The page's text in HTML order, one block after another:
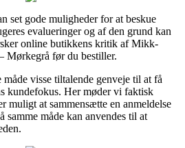
set gode muligheder for at beskue
evalueringer og af den grund kan
online butikkens kritik af Mikk-
Mørkegrå før du bestiller.
visse tiltalende genveje til at få
kundefokus. Her møder vi faktisk
muligt at sammensætte en anmeldelse
samme måde kan anvendes til at